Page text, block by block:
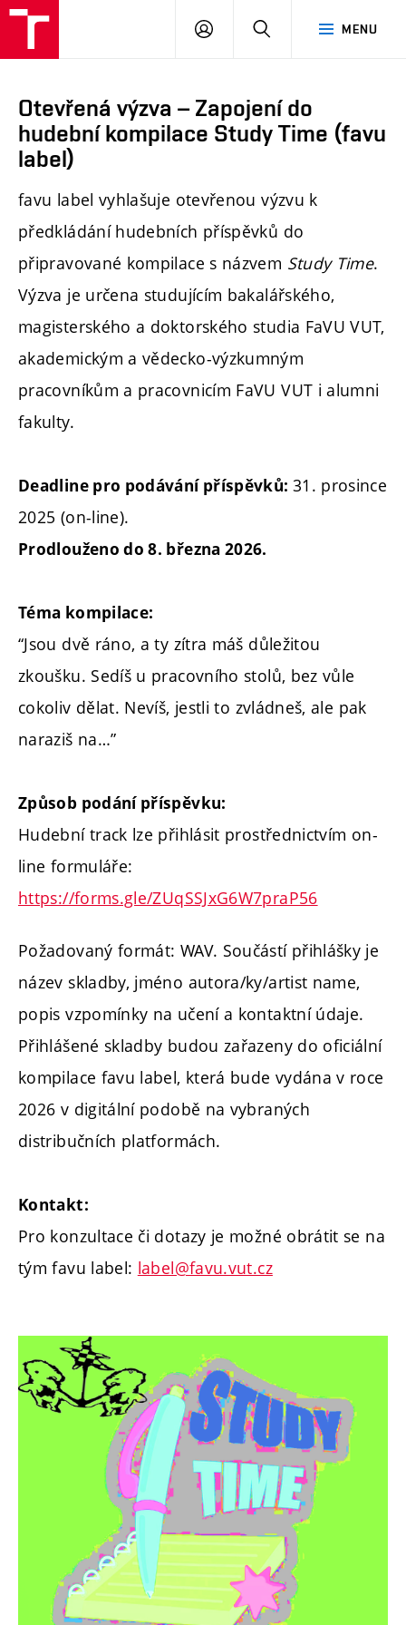
MENU
PŘIHLÁSIT
Otevřená výzva – Zapojení do
hudební kompilace Study Time (favu
label)
favu label vyhlašuje otevřenou výzvu k
předkládání hudebních příspěvků do
připravované kompilace s názvem Study Time.
Výzva je určena studujícím bakalářského,
magisterského a doktorského studia FaVU VUT,
akademickým a vědecko-výzkumným
pracovníkům a pracovnicím FaVU VUT i alumni
fakulty.
Deadline pro podávání příspěvků: 31. prosince
2025 (on-line).
Prodlouženo do 8. března 2026.
Téma kompilace:
“Jsou dvě ráno, a ty zítra máš důležitou
zkoušku. Sedíš u pracovního stolů, bez vůle
cokoliv dělat. Nevíš, jestli to zvládneš, ale pak
naraziš na…”
Způsob podání příspěvku:
Hudební track lze přihlásit prostřednictvím on-
line formuláře:
https://forms.gle/ZUqSSJxG6W7praP56
Požadovaný formát: WAV. Součástí přihlášky je
název skladby, jméno autora/ky/artist name,
popis vzpomínky na učení a kontaktní údaje.
Přihlášené skladby budou zařazeny do oficiální
kompilace favu label, která bude vydána v roce
2026 v digitální podobě na vybraných
distribučních platformách.
Kontakt:
Pro konzultace či dotazy je možné obrátit se na
tým favu label: label@favu.vut.cz